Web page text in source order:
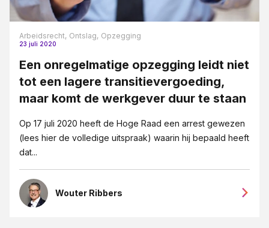
VSO
Wet DBA
Arbeidsrecht, Ontslag, Opzegging
23 juli 2020
Een onregelmatige opzegging leidt niet
tot een lagere transitievergoeding,
maar komt de werkgever duur te staan
Op 17 juli 2020 heeft de Hoge Raad een arrest gewezen
(lees hier de volledige uitspraak) waarin hij bepaald heeft
dat...
Wouter Ribbers